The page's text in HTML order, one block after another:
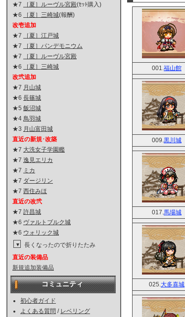
★7 ［夏］ルーヴル宮殿(ｾｯﾄ購入)
★6
［夏］三崎城(報酬)
改壱追加
★7
［夏］江戸城
★7
［夏］パンデモニウム
★7
［夏］ルーヴル宮殿
★6
［夏］三崎城
改弐追加
★7 月山城
★6 長篠城
★5 飯沼城
★4 鳥羽城
★3 月山富田城
直近の新規･改築
★7 大洗女子学園艦
★7 逸見エリカ
★7 ミカ
★7 ダージリン
★7 西住みほ
直近の改弐
★7 許昌城
★6 ヴァルトブルク城
★6 ウォリック城
▼
長くなったので折りたたみ
直近の装備品
新規追加装備品
コミュニティ
初心者ガイド
よくある質問 / レベリング
001. 福山館
009. 黒川城
017. 馬場城
025. 大多喜城